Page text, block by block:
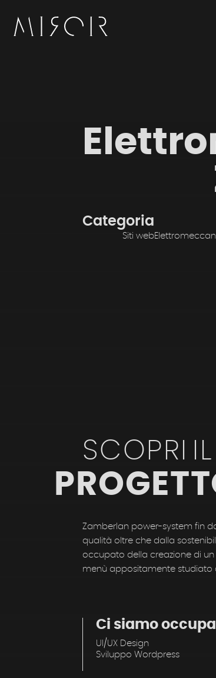
Categoria
Siti web
SCOPRI IL
Zamberlan power-system fin
qualità oltre che dalla
occupato della creazione di
menù appositamente studiato
Ci siamo
UI/UX Design
Sviluppo Wordpress